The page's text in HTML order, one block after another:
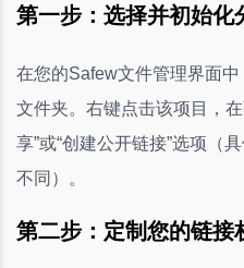
第一步：选择并初始化
在您的Safew文件管理界面
文件夹。右键点击该项目，
享”或“创建公开链接”选项（
不同）。
第二步：定制您的链接